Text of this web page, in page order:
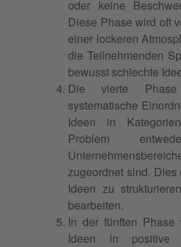
oder keine
Diese Phase wird oft
einer lockeren
die Teilnehmenden
bewusst schlechte
Die vierte
systematische
Ideen in
Problem
zugeordnet sind. Dies
Ideen zu
bearbeiten.
In der fünften Phase
Ideen in positive